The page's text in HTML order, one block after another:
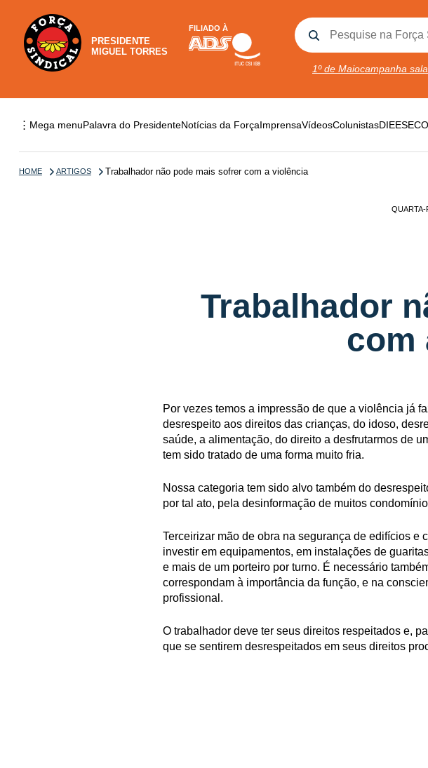
PRESIDENTE
MIGUEL TORRES
FILIADO À
1º de Maiocampanha
⋮ Mega menuPalavra do PresidenteNotícias da ForçaImprensaVídeosColunistasDIEESE
HOME ARTIGOS Trabalhador não pode mais sofrer com a violência
QUARTA-
Trabalhador
com
Por vezes temos a impressão de que a violência já
desrespeito aos direitos das crianças, do idoso,
saúde, a alimentação, do direito a desfrutarmos de
tem sido tratado de uma forma muito fria.
Nossa categoria tem sido alvo também do
por tal ato, pela desinformação de muitos
Terceirizar mão de obra na segurança de edifícios e
investir em equipamentos, em instalações de
e mais de um porteiro por turno. É necessário
correspondam à importância da função, e na
profissional.
O trabalhador deve ter seus direitos respeitados e,
que se sentirem desrespeitados em seus direitos